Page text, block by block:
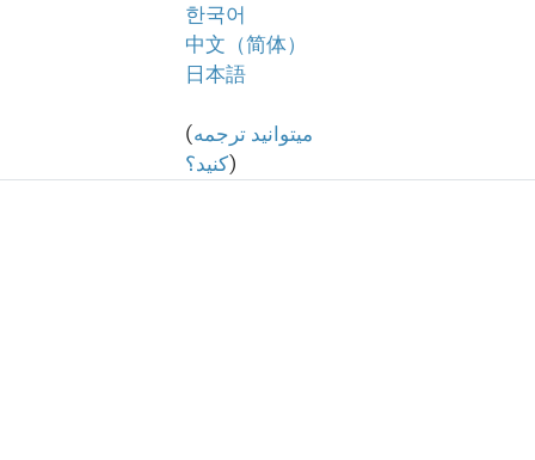
한국어
中文（简体）
日本語
(میتوانید ترجمه
کنید؟)